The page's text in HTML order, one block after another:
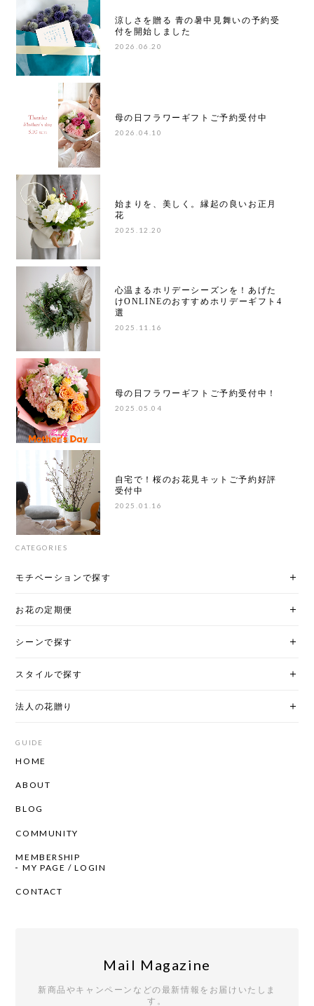
涼しさを贈る 青の暑中見舞いの予約受
付を開始しました
2026.06.20
母の日フラワーギフトご予約受付中
2026.04.10
始まりを、美しく。縁起の良いお正月
花
2025.12.20
心温まるホリデーシーズンを！あげた
けONLINEのおすすめホリデーギフト4
選
2025.11.16
母の日フラワーギフトご予約受付中！
2025.05.04
自宅で！桜のお花見キットご予約好評
受付中
2025.01.16
CATEGORIES
モチベーションで探す
お花の定期便
シーンで探す
スタイルで探す
法人の花贈り
GUIDE
HOME
ABOUT
BLOG
COMMUNITY
MEMBERSHIP
MY PAGE / LOGIN
CONTACT
Mail Magazine
新商品やキャンペーンなどの最新情報をお届けいたしま
す。